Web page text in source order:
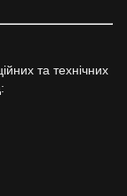
та технічних